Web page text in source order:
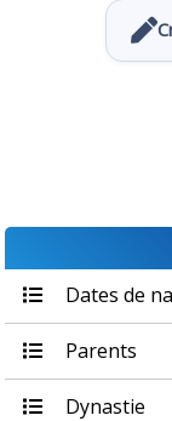
Dates de
Parents
Dynastie